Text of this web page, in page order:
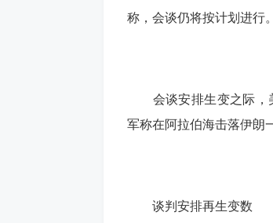
称，会谈仍将按计划进行。
会谈安排生变之际，美
军称在阿拉伯海击落伊朗
谈判安排再生变数